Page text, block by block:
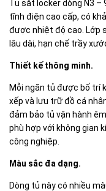
Tủ sắt locker dòng N3
tĩnh điện cao cấp, có
được nhiệt độ cao. Lớp
lâu dài, hạn chế trầy
Thiết kế thông minh.
Mỗi ngăn tủ được bố trí
xếp và lưu trữ đồ cá
đảm bảo tủ vận hành
phù hợp với không gian
công nghiệp.
Màu sắc đa dạng.
Dòng tủ này có nhiều